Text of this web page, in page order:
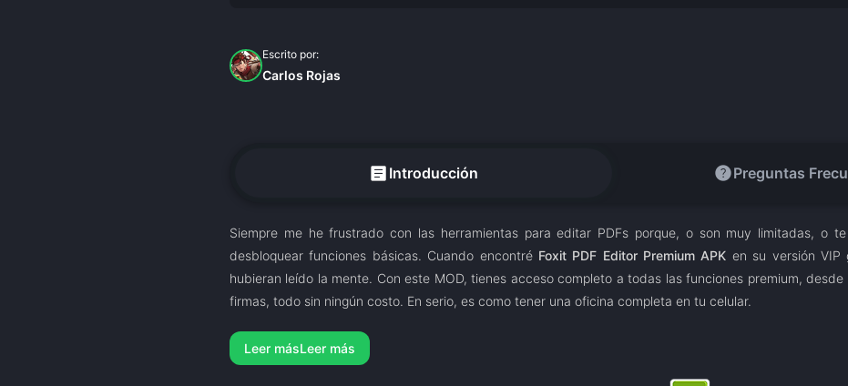
Escrito por:
Carlos Rojas
article Introducción helpPreguntas
Siempre me he frustrado con las herramientas para editar PDFs porque, o son muy limitadas, o
desbloquear funciones básicas. Cuando encontré Foxit PDF Editor Premium APK en su versión VIP
hubieran leído la mente. Con este MOD, tienes acceso completo a todas las funciones premium,
firmas, todo sin ningún costo. En serio, es como tener una oficina completa en tu celular.
Leer más